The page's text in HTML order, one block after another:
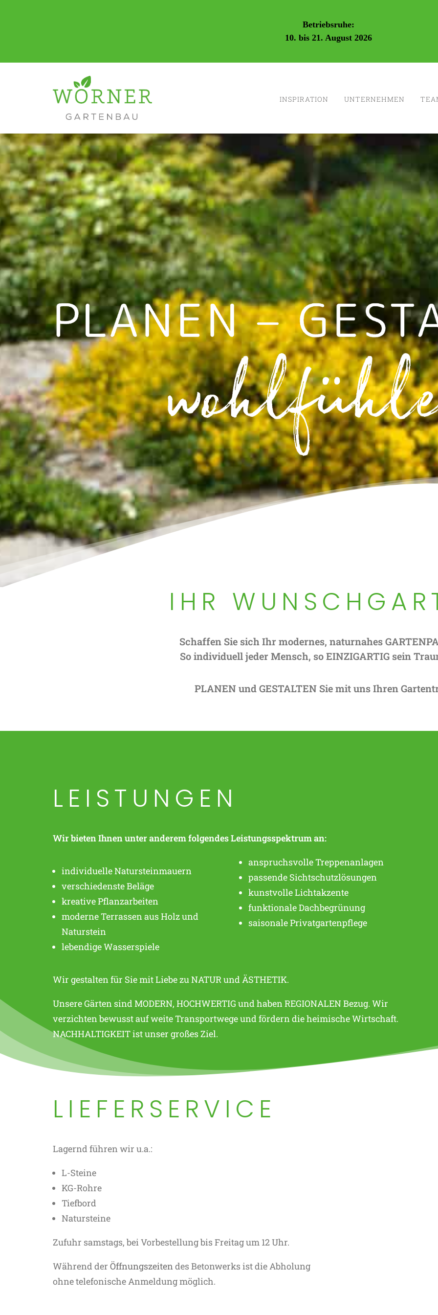
Betriebsruhe:
10. bis 21. August 2026
INSPIRATION UNTERNEHMEN
IHR
Schaffen Sie sich Ihr modernes, naturnahes
So individuell jeder Mensch, so EINZIGARTIG sein
PLANEN und GESTALTEN Sie mit uns Ihren
LEISTUNGEN
Wir bieten Ihnen unter anderem folgendes Leistungsspektrum an:
individuelleNatursteinmauern
verschiedenste Beläge
kreative Pflanzarbeiten
moderne Terrassen aus Holz und
Naturstein
lebendige Wasserspiele
anspruchsvolle Treppenanlagen
passende Sichtschutzlösungen
kunstvolle Lichtakzente
funktionale Dachbegrünung
saisonale Privatgartenpflege
Wir gestalten für Sie mit Liebe zu NATUR und ÄSTHETIK.
Unsere Gärten sind MODERN, HOCHWERTIG und haben REGIONALEN Bezug. Wir
verzichten bewusst auf weite Transportwege und fördern die heimische Wirtschaft.
NACHHALTIGKEIT ist unser großes Ziel.
LIEFERSERVICE
Lagernd führen wir u.a.:
L-Steine
KG-Rohre
Tiefbord
Natursteine
Zufuhr samstags, bei Vorbestellung bis Freitag um 12 Uhr.
Während der Öffnungszeitendes Betonwerks ist die Abholung
ohne telefonische Anmeldung möglich.